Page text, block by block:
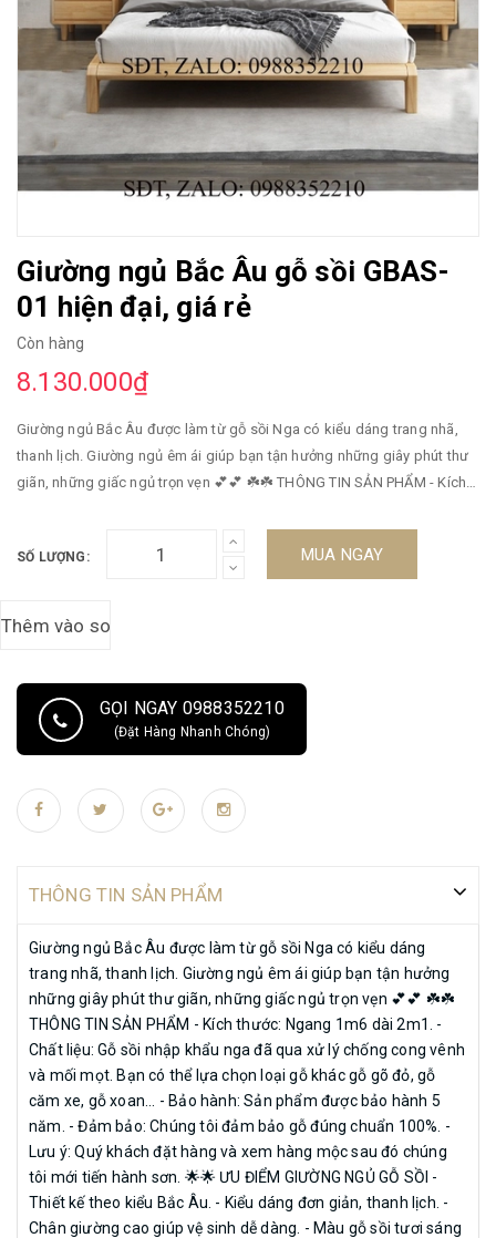
Giường ngủ Bắc Âu gỗ sồi GBAS-
01 hiện đại, giá rẻ
Còn hàng
8.130.000₫
Giường ngủ Bắc Âu được làm từ gỗ sồi Nga có kiểu dáng trang nhã,
thanh lịch. Giường ngủ êm ái giúp bạn tận hưởng những giây phút thư
giãn, những giấc ngủ trọn vẹn 💕💕 ☘️☘️ THÔNG TIN SẢN PHẨM - Kích
xử lý chống cong vênh và mối mọt. Bạn có thể lựa chọn loại gỗ khác gỗ
gõ đỏ, gỗ căm xe, gỗ xoan... - Bảo hành: Sản phẩm được bảo hành 5
khách đặt hàng và xem hàng mộc sau đó chúng tôi mới tiến hành sơn.
Màu gỗ sồi tươi sáng mang lại cảm giác thoải mái, thoáng mát. 💥💥
Không khó để có giường ngủ ưng ý với giá tốt, liên hệ với chúng tôi để
được tư vấn nhé!!! ĐỒ GỖ BIỂN ĐÔNG 🎪 Địa chỉ: -Cơ sở 1: ngã ba Áng
https://goo.gl/maps/aTHsHT5gsb9SRfPm7 -Cơ sở 2: số 77-ĐT429-
Cao Dương-Thanh Oai-Hà Nội định vị
thôn Áng Phao-Cao Dương-Thanh Oai-Hà Nội định vị
288 - 0988 352 210 🌐 Web: noithatbinhlong.com #giuongngu
#giuongngugosoi #giuongngudep #giuongngugiare
SỐ LƯỢNG: MUA NGAY
GỌI NGAY 0988352210
(Đặt Hàng Nhanh Chóng)
THÔNG TIN SẢN PHẨM
Giường ngủ Bắc Âu được làm từ gỗ sồi Nga có kiểu dáng
trang nhã, thanh lịch. Giường ngủ êm ái giúp bạn tận hưởng
những giây phút thư giãn, những giấc ngủ trọn vẹn 💕💕 ☘️☘️
THÔNG TIN SẢN PHẨM - Kích thước: Ngang 1m6 dài 2m1. -
Chất liệu: Gỗ sồi nhập khẩu nga đã qua xử lý chống cong vênh
và mối mọt. Bạn có thể lựa chọn loại gỗ khác gỗ gõ đỏ, gỗ
căm xe, gỗ xoan... - Bảo hành: Sản phẩm được bảo hành 5
năm. - Đảm bảo: Chúng tôi đảm bảo gỗ đúng chuẩn 100%. -
Lưu ý: Quý khách đặt hàng và xem hàng mộc sau đó chúng
tôi mới tiến hành sơn. 🌟🌟 ƯU ĐIỂM GIƯỜNG NGỦ GỖ SỒI -
Thiết kế theo kiểu Bắc Âu. - Kiểu dáng đơn giản, thanh lịch. -
Chân giường cao giúp vệ sinh dễ dàng. - Màu gỗ sồi tươi sáng